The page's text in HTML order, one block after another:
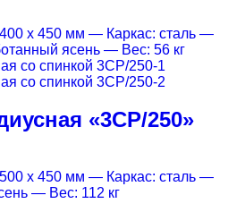
x 450 мм — Каркас: сталь —
ясень — Вес: 56 кг
«3СР/250»
x 450 мм — Каркас: сталь —
— Вес: 112 кг